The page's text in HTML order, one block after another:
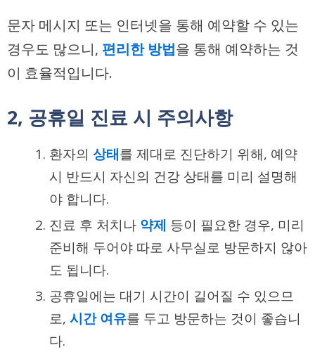
문자 메시지 또는 인터넷을 통해 예약할 수 있는
경우도 많으니, 편리한 방법을 통해 예약하는 것
이 효율적입니다.
2, 공휴일 진료 시 주의사항
환자의 상태를 제대로 진단하기 위해, 예약
시 반드시 자신의 건강 상태를 미리 설명해
야 합니다.
진료 후 처치나 약제 등이 필요한 경우, 미리
준비해 두어야 따로 사무실로 방문하지 않아
도 됩니다.
공휴일에는 대기 시간이 길어질 수 있으므
로, 시간 여유를 두고 방문하는 것이 좋습니
다.